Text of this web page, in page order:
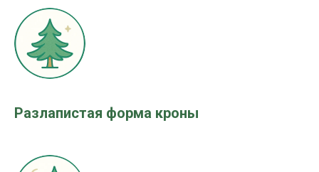
Разлапистая форма кроны